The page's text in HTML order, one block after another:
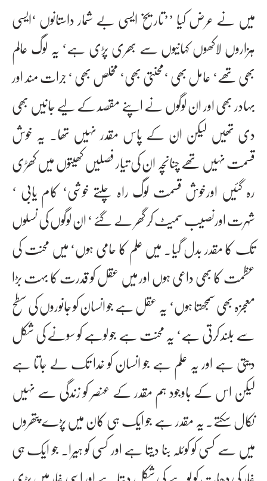
میں نے عرض کیا ’’تاریخ ایسی بے شمار داستانوں ‘ایسی
ہزاروں لاکھوں کہانیوں سے بھری پڑی ہے‘ یہ لوگ عالم
بھی تھے‘ عامل بھی ‘محنتی بھی‘ مخلص بھی ‘ جرات مند اور
بہادر بھی اور ان لوگوں نے اپنے مقصد کے لیے جانیں بھی
دی تھیں لیکن ان کے پاس مقدر نہیں تھا۔ یہ خوش
قسمت نہیں تھے چناںچہ ان کی تیار فصلیں کھیتوں میں کھڑی
رہ گئیں اورخوش قسمت لوگ راہ چلتے خوشی‘ کام یابی ‘
شہرت اورنصیب سمیٹ کر گھر لے گئے ‘ ان لوگوں کی نسلوں
تک کا مقدر بدل گیا۔ میں علم کا حامی ہوں‘ میں محنت کی
عظمت کا بھی داعی ہوں اور میں عقل کو قدرت کا بہت بڑا
معجزہ بھی سمجھتا ہوں‘ یہ عقل ہے جو انسان کو جانوروں کی سطح
سے بلند کرتی ہے‘ یہ محنت ہے جو لوہے کو سونے کی شکل
دیتی ہے اور یہ علم ہے جو انسان کو خدا تک لے جاتا ہے
لیکن اس کے باوجود ہم مقدر کے عنصر کو زندگی سے نہیں
نکال سکتے۔ یہ مقدر ہے جو ایک ہی کان میں پڑے پتھروں
میں سے کسی کو کوئلہ بنا دیتا ہے اور کسی کو ہیرا۔ جو ایک ہی